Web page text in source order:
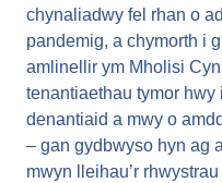
chynaliadwy fel rhan o
pandemig, a chymorth i
amlinellir ym Mholisi
tenantiaethau tymor
denantiaid a mwy o
– gan gydbwyso hyn ag
mwyn lleihau’r